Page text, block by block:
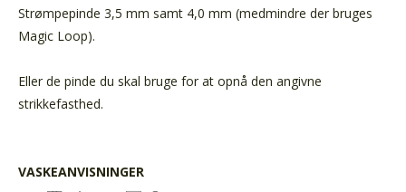
Strømpepinde 3,5 mm samt 4,0 mm (medmindre der bruges
Magic Loop).
Eller de pinde du skal bruge for at opnå den angivne
strikkefasthed.
VASKEANVISNINGER